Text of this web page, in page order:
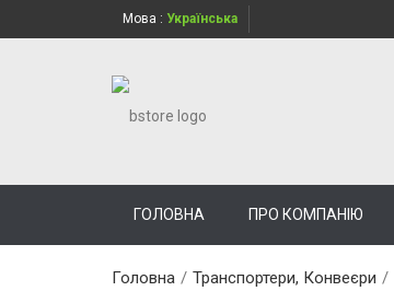
Мова : Українська
ГОЛОВНА ПРО КОМПАНІЮ
Головна / Транспортери, Конвеєри /